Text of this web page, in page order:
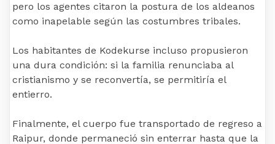
pero los agentes citaron la postura de los aldeanos
como inapelable según las costumbres tribales.
Los habitantes de Kodekurse incluso propusieron
una dura condición: si la familia renunciaba al
cristianismo y se reconvertía, se permitiría el
entierro.
Finalmente, el cuerpo fue transportado de regreso a
Raipur, donde permaneció sin enterrar hasta que la